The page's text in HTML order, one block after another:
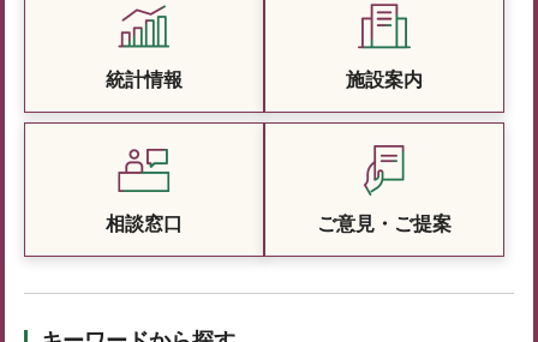
統計情報 施設案内
相談窓口 ご意見・ご提案